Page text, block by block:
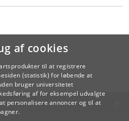
af cookies
til at registrere
(statistik) for løbende at
bruger universitetet
af for eksempel udvalgte
personalisere annoncer og til at
Læring